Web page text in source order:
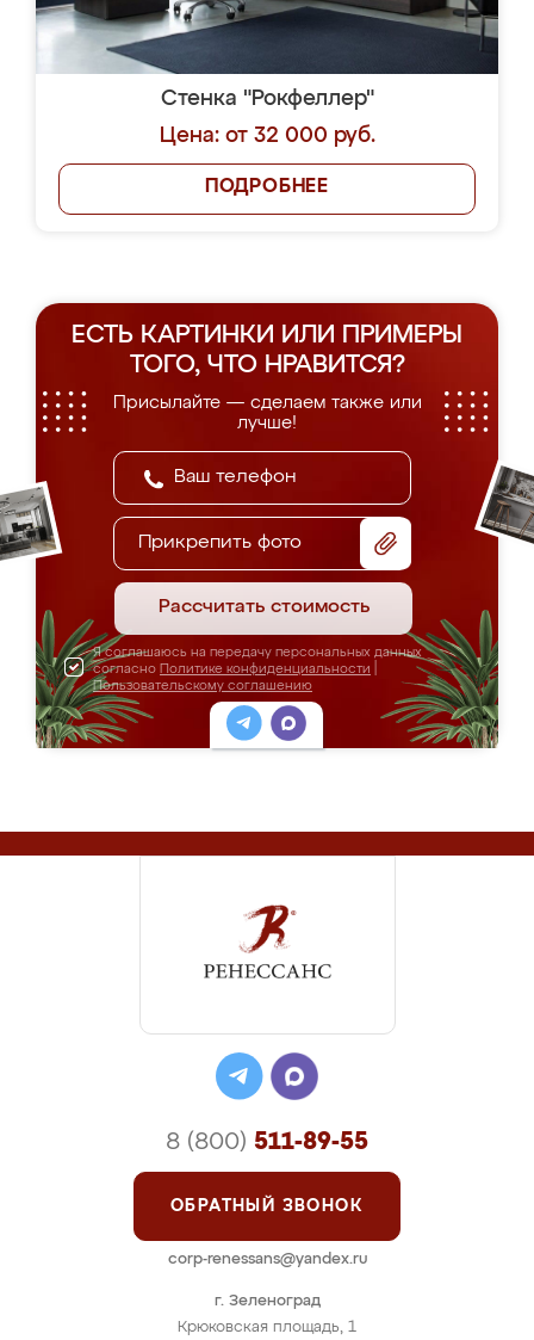
Стенка "Рокфеллер"
Цена: от 32 000 руб.
ПОДРОБНЕЕ
ЕСТЬ КАРТИНКИ ИЛИ ПРИМЕРЫ
ТОГО, ЧТО НРАВИТСЯ?
Присылайте — сделаем также или
лучше!
Прикрепить фото
Рассчитать стоимость
Я соглашаюсь на передачу персональных данных
согласно Политике конфиденциальности
Пользовательскому соглашению
г. Зеленоград
Крюковская площадь, 1
8 (800) 511-89-55
ОБРАТНЫЙ ЗВОНОК
corp-renessans@yandex.ru